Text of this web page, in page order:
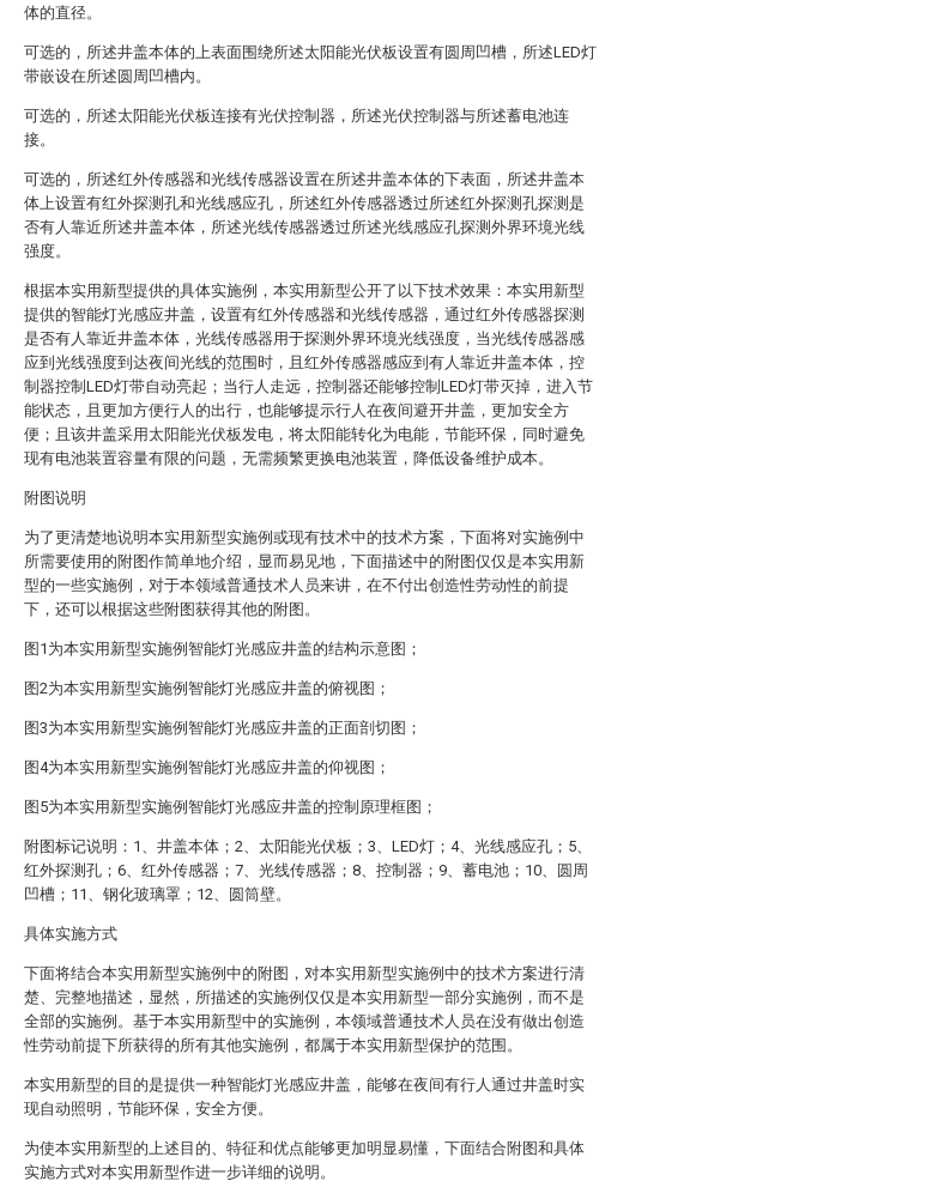
体的直径。
可选的，所述井盖本体的上表面围绕所述太阳能光伏板设置有圆周凹槽，所述LED灯
带嵌设在所述圆周凹槽内。
可选的，所述太阳能光伏板连接有光伏控制器，所述光伏控制器与所述蓄电池连
接。
可选的，所述红外传感器和光线传感器设置在所述井盖本体的下表面，所述井盖本
体上设置有红外探测孔和光线感应孔，所述红外传感器透过所述红外探测孔探测是
否有人靠近所述井盖本体，所述光线传感器透过所述光线感应孔探测外界环境光线
强度。
根据本实用新型提供的具体实施例，本实用新型公开了以下技术效果：本实用新型
提供的智能灯光感应井盖，设置有红外传感器和光线传感器，通过红外传感器探测
是否有人靠近井盖本体，光线传感器用于探测外界环境光线强度，当光线传感器感
应到光线强度到达夜间光线的范围时，且红外传感器感应到有人靠近井盖本体，控
制器控制LED灯带自动亮起；当行人走远，控制器还能够控制LED灯带灭掉，进入节
能状态，且更加方便行人的出行，也能够提示行人在夜间避开井盖，更加安全方
便；且该井盖采用太阳能光伏板发电，将太阳能转化为电能，节能环保，同时避免
现有电池装置容量有限的问题，无需频繁更换电池装置，降低设备维护成本。
附图说明
为了更清楚地说明本实用新型实施例或现有技术中的技术方案，下面将对实施例中
所需要使用的附图作简单地介绍，显而易见地，下面描述中的附图仅仅是本实用新
型的一些实施例，对于本领域普通技术人员来讲，在不付出创造性劳动性的前提
下，还可以根据这些附图获得其他的附图。
图1为本实用新型实施例智能灯光感应井盖的结构示意图；
图2为本实用新型实施例智能灯光感应井盖的俯视图；
图3为本实用新型实施例智能灯光感应井盖的正面剖切图；
图4为本实用新型实施例智能灯光感应井盖的仰视图；
图5为本实用新型实施例智能灯光感应井盖的控制原理框图；
附图标记说明：1、井盖本体；2、太阳能光伏板；3、LED灯；4、光线感应孔；5、
红外探测孔；6、红外传感器；7、光线传感器；8、控制器；9、蓄电池；10、圆周
凹槽；11、钢化玻璃罩；12、圆筒壁。
具体实施方式
下面将结合本实用新型实施例中的附图，对本实用新型实施例中的技术方案进行清
楚、完整地描述，显然，所描述的实施例仅仅是本实用新型一部分实施例，而不是
全部的实施例。基于本实用新型中的实施例，本领域普通技术人员在没有做出创造
性劳动前提下所获得的所有其他实施例，都属于本实用新型保护的范围。
本实用新型的目的是提供一种智能灯光感应井盖，能够在夜间有行人通过井盖时实
现自动照明，节能环保，安全方便。
为使本实用新型的上述目的、特征和优点能够更加明显易懂，下面结合附图和具体
实施方式对本实用新型作进一步详细的说明。